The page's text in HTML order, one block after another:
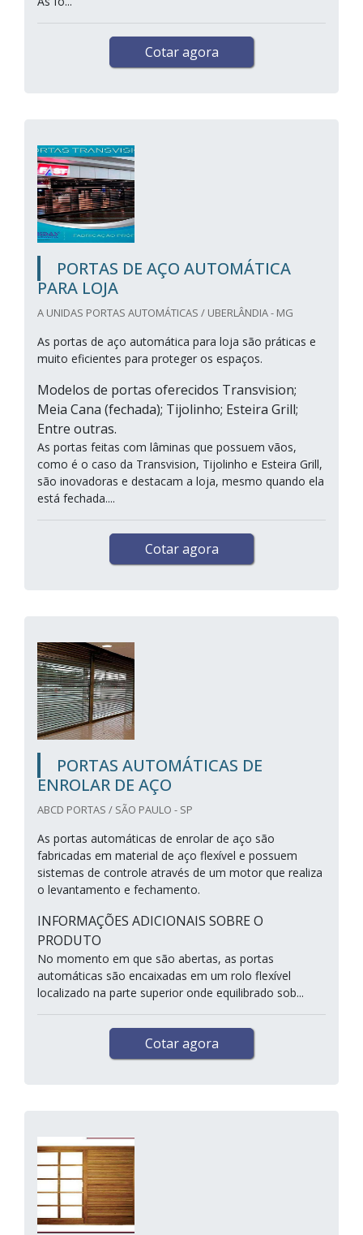
Cotar agora
PORTAS DE AÇO AUTOMÁTICA
PARA LOJA
A UNIDAS PORTAS AUTOMÁTICAS / UBERLÂNDIA - MG
As portas de aço automática para loja são práticas e
muito eficientes para proteger os espaços.
Modelos de portas oferecidos Transvision;
Meia Cana (fechada); Tijolinho; Esteira Grill;
Entre outras.
As portas feitas com lâminas que possuem vãos,
como é o caso da Transvision, Tijolinho e Esteira Grill,
são inovadoras e destacam a loja, mesmo quando ela
está fechada....
Cotar agora
PORTAS AUTOMÁTICAS DE
ENROLAR DE AÇO
ABCD PORTAS / SÃO PAULO - SP
As portas automáticas de enrolar de aço são
fabricadas em material de aço flexível e possuem
sistemas de controle através de um motor que realiza
o levantamento e fechamento.
INFORMAÇÕES ADICIONAIS SOBRE O
PRODUTO
No momento em que são abertas, as portas
automáticas são encaixadas em um rolo flexível
localizado na parte superior onde equilibrado sob...
Cotar agora